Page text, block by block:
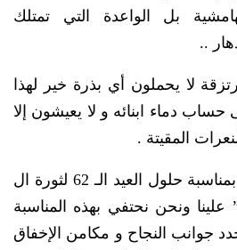
بل الواعدة التي تمتلك
..
لا يحملون أي بذرة خير لهذا
دماء ابنائه و لا يعيشون إلا
المقيتة .
و بارك الرهوي للجميع بمناسبة حلول العيد الـ 62 لثورة ال
” علينا ونحن نحتفي بهذه المناسبة
جوانب النجاح و مكامن الإخفاق